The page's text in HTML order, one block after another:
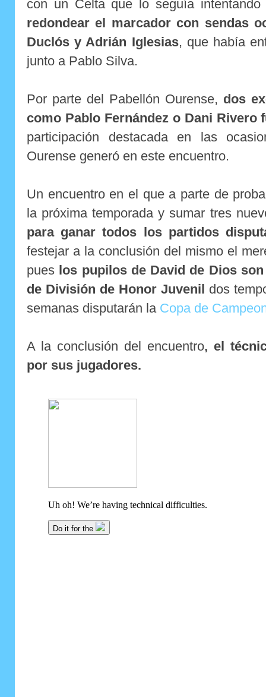
con un Celta que lo seguía
redondear el marcador con sendas
Duclós y Adrián Iglesias, que había
junto a Pablo Silva.
Por parte del Pabellón Ourense, dos
como Pablo Fernández o Dani Rivero
participación destacada en las
Ourense generó en este encuentro.
Un encuentro en el que a parte de
la próxima temporada y sumar tres
para ganar todos los partidos
festejar a la conclusión del mismo el
pues los pupilos de David de Dios
de División de Honor Juvenil
dos
semanas disputarán la Copa de
A la conclusión del encuentro, el
por sus jugadores.